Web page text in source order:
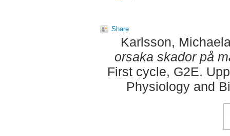
Share
Karlsson,
orsaka skador på
First cycle, G2E.
Physiology and